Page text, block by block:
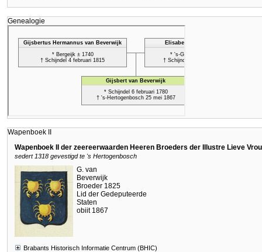
Genealogie
Wapenboek II
Wapenboek II der zeereerwaarden Heeren Broeders der Illustre Lieve
sedert 1318 gevestigd te 's Hertogenbosch
G. van
Beverwijk
Broeder 1825
Lid der Gedeputeerde
Staten
obiit 1867
Brabants Historisch Informatie Centrum (BHIC)